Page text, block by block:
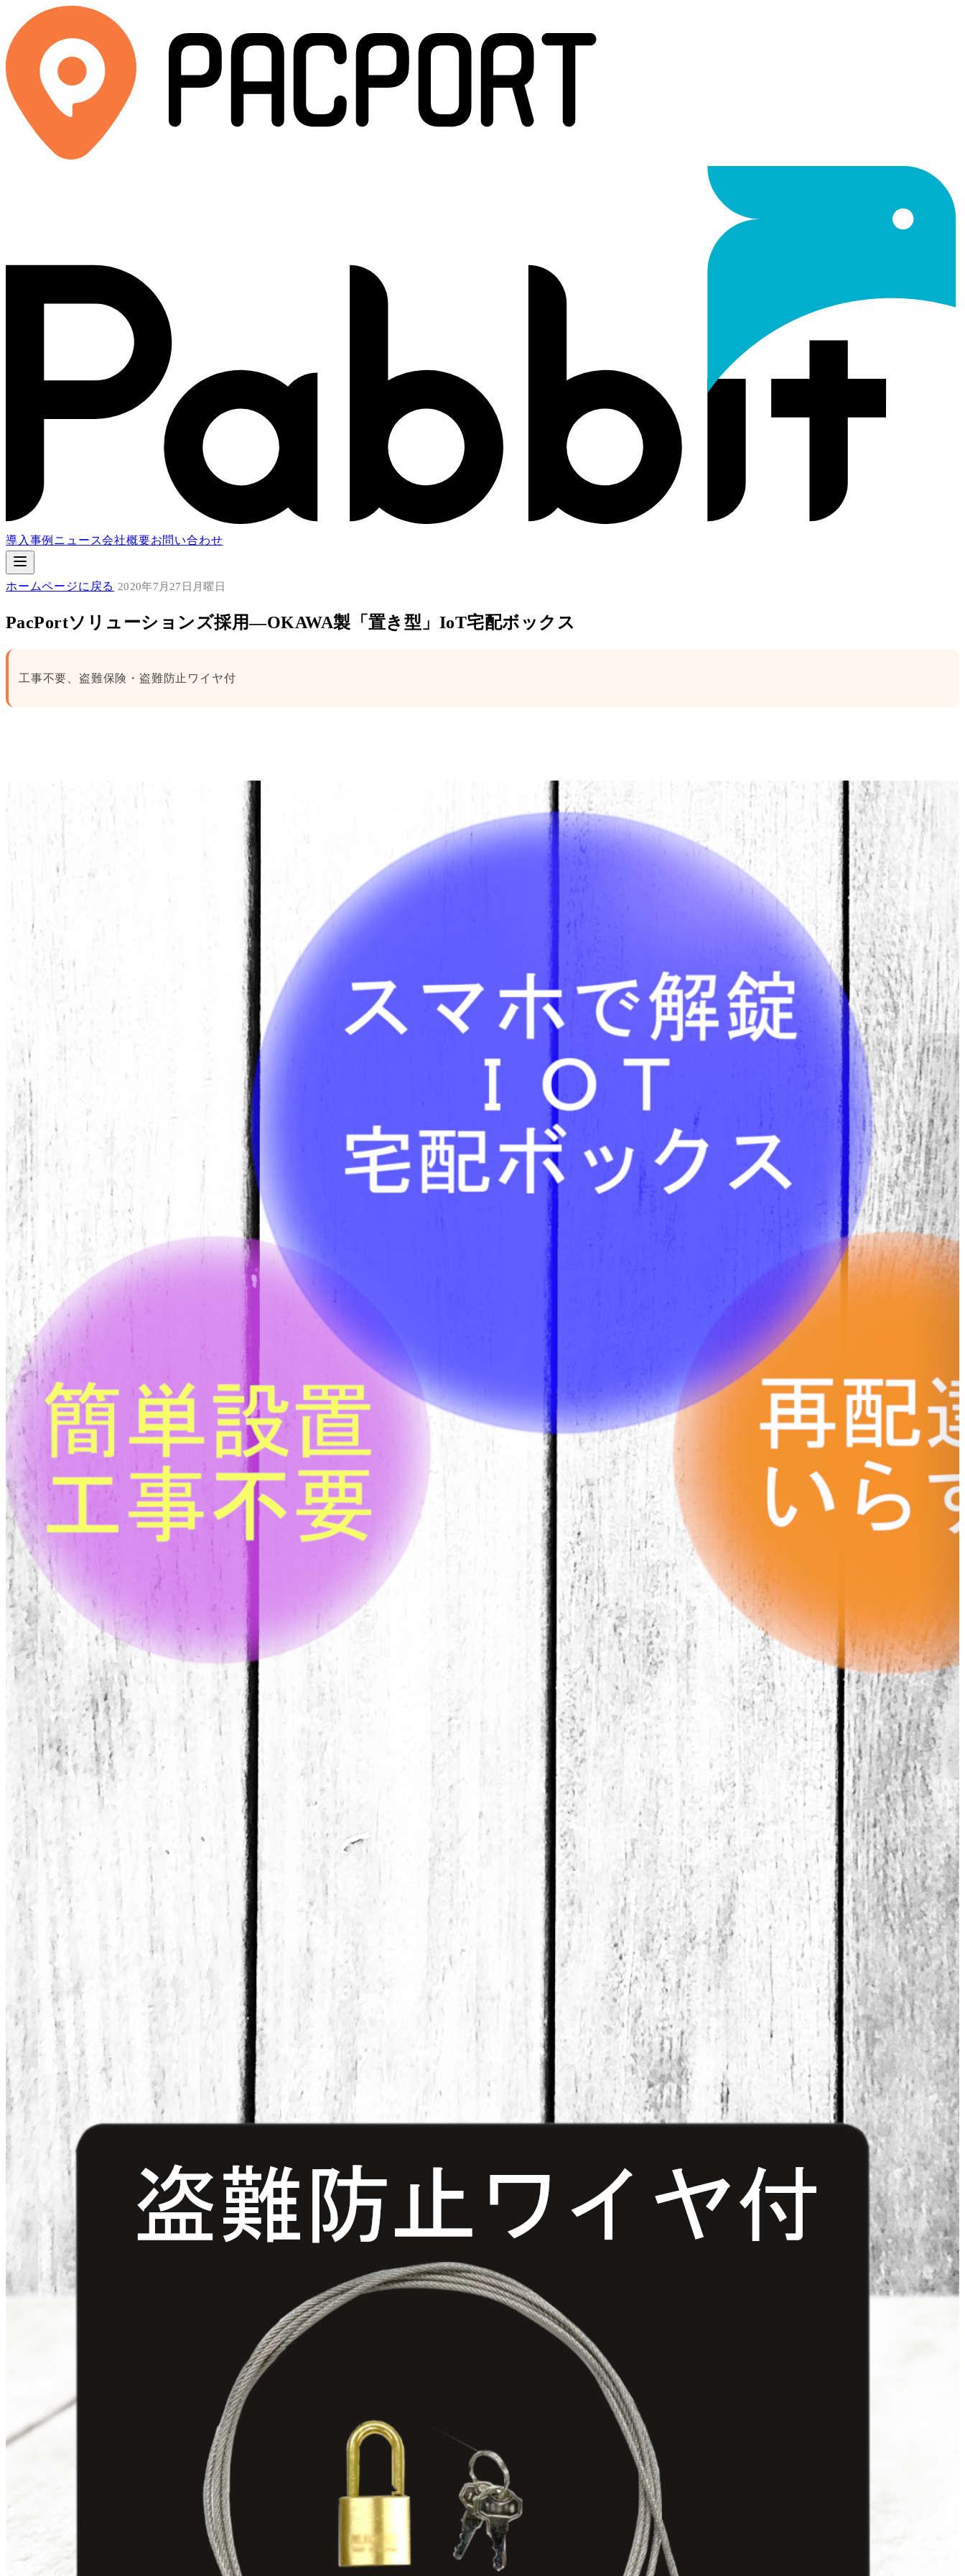
導入事例 ニュース会社概要お問い合わせ
ホームページに戻る 2020年7月27日月曜日
PacPortソリューションズ採用―OKAWA製「置き型」IoT宅配ボックス
工事不要、盗難保険・盗難防止ワイヤ付